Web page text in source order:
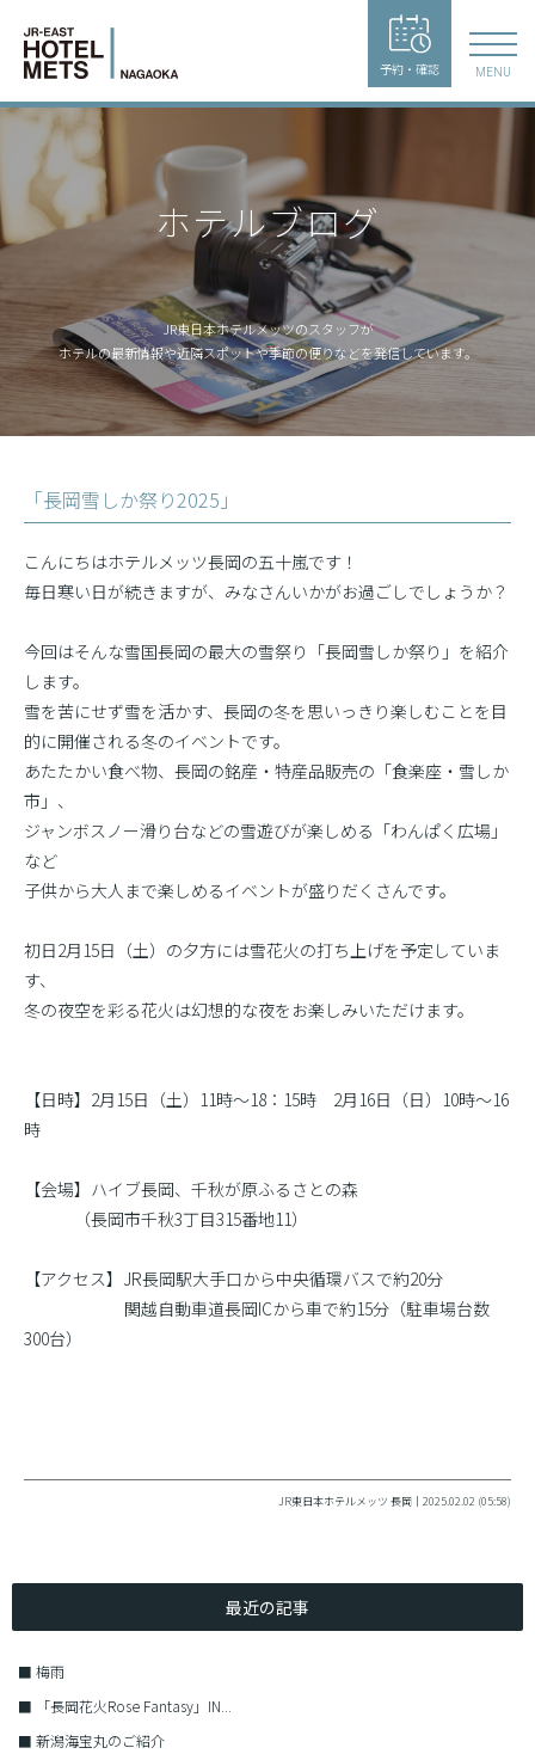
予約・確認 MENU
ホテルブログ
JR東日本ホテルメッツのスタッフが
ホテルの最新情報や近隣スポットや季節の便りなどを発信しています。
「長岡雪しか祭り2025」
こんにちはホテルメッツ長岡の五十嵐です！
毎日寒い日が続きますが、みなさんいかがお過ごしでしょうか？
今回はそんな雪国長岡の最大の雪祭り「長岡雪しか祭り」を紹介
します。
雪を苦にせず雪を活かす、長岡の冬を思いっきり楽しむことを目
的に開催される冬のイベントです。
あたたかい食べ物、長岡の銘産・特産品販売の「食楽座・雪しか
市」、
ジャンボスノー滑り台などの雪遊びが楽しめる「わんぱく広場」
など
子供から大人まで楽しめるイベントが盛りだくさんです。
初日2月15日（土）の夕方には雪花火の打ち上げを予定していま
す、
冬の夜空を彩る花火は幻想的な夜をお楽しみいただけます。
【日時】2月15日（土）11時〜18：15時 2月16日（日）10時〜16
時
【会場】ハイブ長岡、千秋が原ふるさとの森
（長岡市千秋3丁目315番地11）
【アクセス】JR長岡駅大手口から中央循環バスで約20分
関越自動車道長岡ICから車で約15分（駐車場台数
300台）
JR東日本ホテルメッツ 長岡｜2025.02.02 (05:58)
最近の記事
■ 梅雨
■
「長岡花火Rose Fantasy」IN...
■ 新潟海宝丸のご紹介